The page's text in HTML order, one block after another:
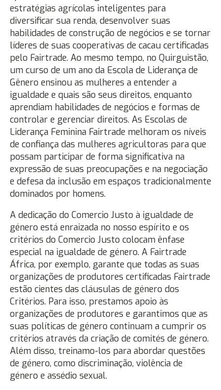
estratégias agrícolas inteligentes para
diversificar sua renda, desenvolver suas
habilidades de construção de negócios e se tornar
líderes de suas cooperativas de cacau certificadas
pelo Fairtrade. Ao mesmo tempo, no Quirguistão,
um curso de um ano da Escola de Liderança de
Gênero ensinou as mulheres a entender a
igualdade e quais são seus direitos, enquanto
aprendiam habilidades de negócios e formas de
controlar e gerenciar direitos. As Escolas de
Liderança Feminina Fairtrade melhoram os níveis
de confiança das mulheres agricultoras para que
possam participar de forma significativa na
expressão de suas preocupações e na negociação
e defesa da inclusão em espaços tradicionalmente
dominados por homens.
A dedicação do Comercio Justo à igualdade de
género está enraizada no nosso espírito e os
critérios do Comercio Justo colocam ênfase
especial na igualdade de género. A Fairtrade
África, por exemplo, garante que todas as suas
organizações de produtores certificadas Fairtrade
estão cientes das cláusulas de género dos
Critérios. Para isso, prestamos apoio às
organizações de produtores e garantimos que as
suas políticas de género continuam a cumprir os
critérios através da criação de comités de género.
Além disso, treinamo-los para abordar questões
de género, como discriminação, violência de
género e assédio sexual.